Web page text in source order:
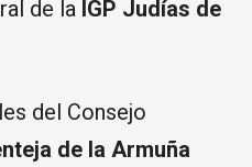
de la IGP Judías de
del Consejo
de la Armuña